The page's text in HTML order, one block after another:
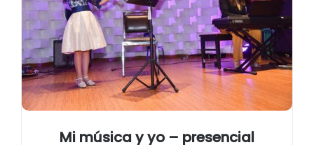
Mi música y yo – presencial